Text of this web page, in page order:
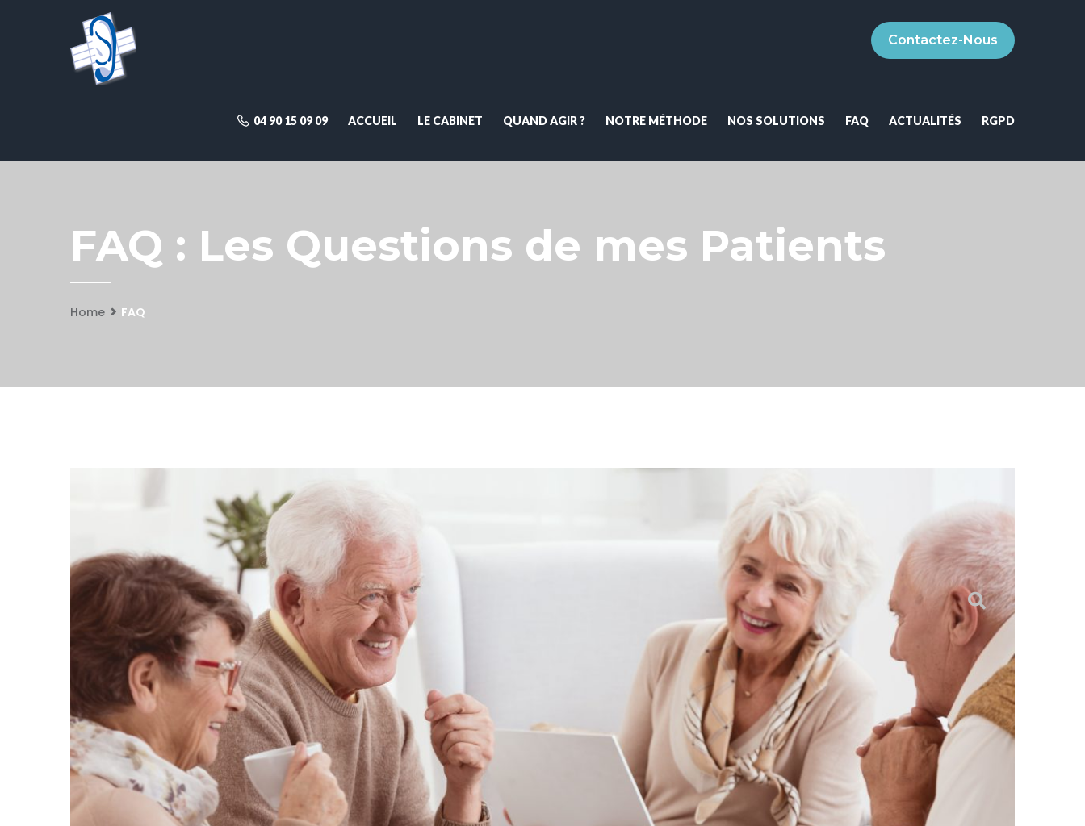
Contactez-Nous
04 90 15 09 09 ACCUEIL LE CABINET QUAND AGIR ? NOTRE MÉTHODE NOS SOLUTIONS FAQ ACTUALITÉS RGPD
FAQ : Les Questions de mes Patients
Home FAQ